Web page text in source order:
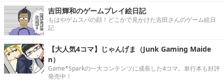
吉田輝和のゲームプレイ絵日記
もはやゲムスパの顔！どこかで見かけた吉田さんのゲーム絵日
記
【大人気4コマ】じゃんげま（Junk Gaming Maide
n）
Game*Sparkの一大コンテンツに成長した4コマ。単行本も好評
発売中！